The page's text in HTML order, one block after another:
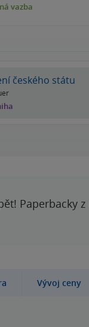
vazba
českého státu
Paperbacky
Vývoj ceny